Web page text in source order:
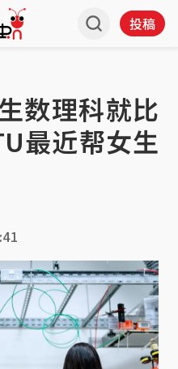
投稿
数理科就比
最近帮女生